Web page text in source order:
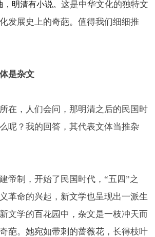
明清有小说。 这是中华文化的独特文
发展史上的奇葩。值得我们细细推
是杂文
在，人们会问，那明清之后的民国时
呢？我的回答，其代表文体当推杂
帝制，开始了民国时代，“五四”之
革命的兴起，新文学也呈现出一派生
文学的百花园中，杂文是一枝冲天而
葩。她宛如带刺的蔷薇花，长得枝叶